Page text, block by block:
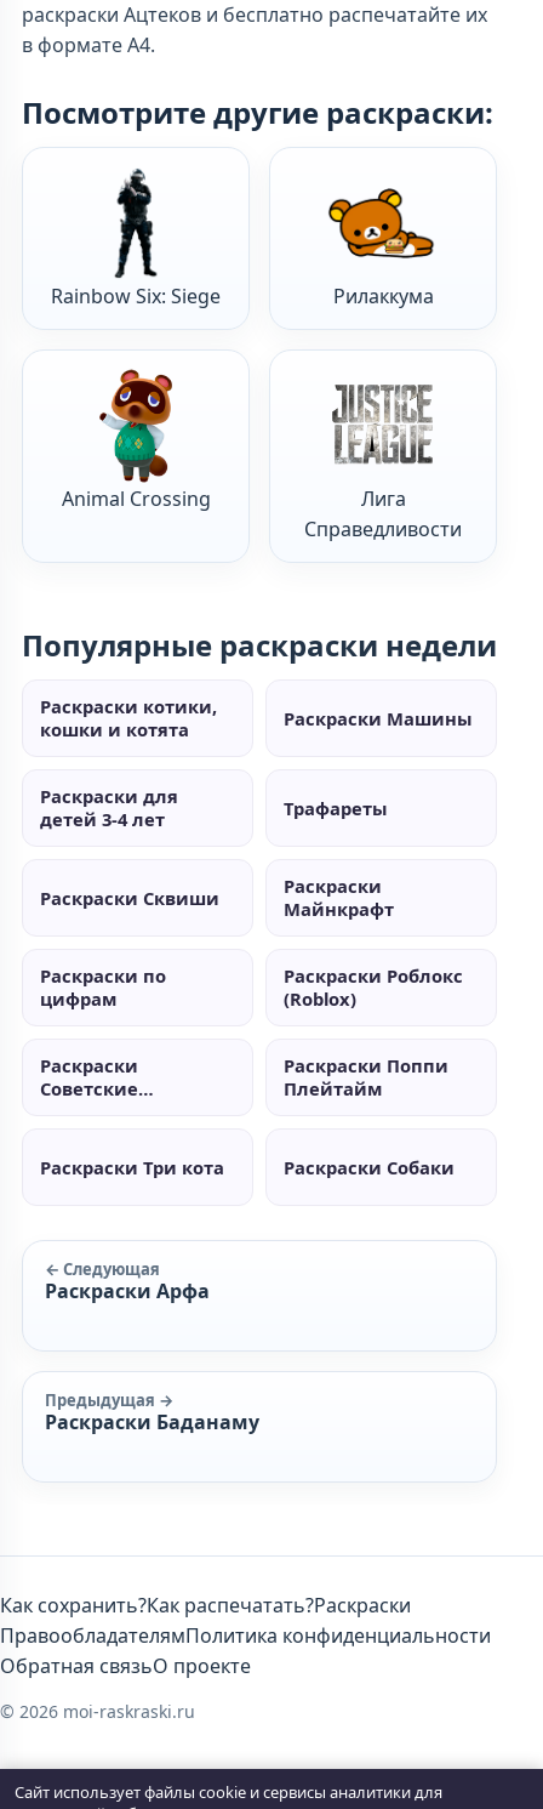
раскраски Ацтеков и бесплатно распечатайте их
в формате А4.
Посмотрите другие раскраски:
Rainbow Six: Siege Рилаккума
Animal Crossing
Лига
Справедливости
Популярные раскраски недели
Раскраски котики,
кошки и котята
Раскраски Машины
Раскраски для
детей 3-4 лет
Трафареты
Раскраски Сквиши
Раскраски
Майнкрафт
Раскраски по
цифрам
Раскраски Роблокс
(Roblox)
Раскраски
Советские
Раскраски Поппи
Плейтайм
Раскраски Три кота Раскраски Собаки
← Следующая
Раскраски Арфа
Предыдущая →
Раскраски Баданаму
Как сохранить?Как распечатать?Раскраски
ПравообладателямПолитика конфиденциальности
Обратная связьО проекте
© 2026 moi-raskraski.ru
Сайт использует файлы cookie и сервисы аналитики для